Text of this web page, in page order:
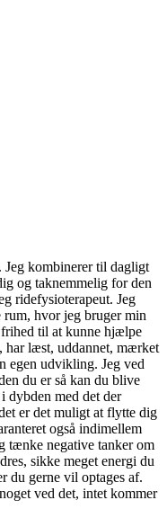
Jeg kombinerer til dagligt
og taknemmelig for den
ridefysioterapeut. Jeg
hvor jeg bruger min
til at kunne hjælpe
har læst, uddannet, mærket
egen udvikling. Jeg ved
du er så kan du blive
dybden med det der
er det muligt at flytte dig
også indimellem
tænke negative tanker om
sikke meget energi du
du gerne vil optages af.
ved det, intet kommer